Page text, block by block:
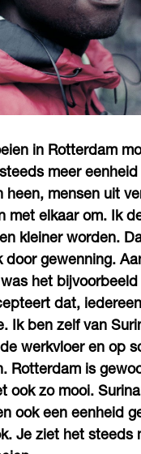
in Rotterdam
meer
heen, mensen uit
met elkaar om. Ik
kleiner worden.
door gewenning.
het bijvoorbeeld
dat,
Ik ben zelf van
werkvloer en op
Rotterdam is
ook zo mooi.
ook een eenheid
Je ziet het steeds